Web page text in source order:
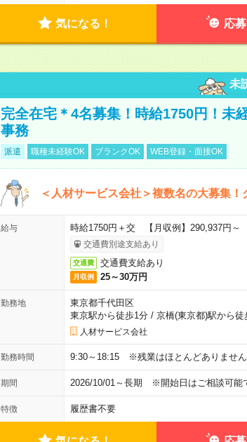
気になる！ 応
未
完全在宅＊4名募集！時給1750円！未
事務
派遣 職種未経験OK ブランクOK WEB登録・面接OK
＜人材サービス会社＞複数名の大募集
給与 時給1750円＋交 【月収例】290,937円～
交通費別途支給あり
交通費 交通費支給あり
月収例 25～30万円
勤務地
東京都千代田区
東京駅から徒歩1分/ 京橋(東京都)駅から徒
人材サービス会社
勤務時間 9:30～18:15 ※残業はほとんどありません
期間 2026/10/01～長期 ※開始日はご相談可
特徴 履歴書不要